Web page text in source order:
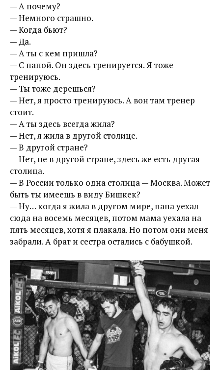
— А почему?
— Немного страшно.
— Когда бьют?
— Да.
— А ты с кем пришла?
— С папой. Он здесь тренируется. Я тоже
тренируюсь.
— Ты тоже дерешься?
— Нет, я просто тренируюсь. А вон там тренер
стоит.
— А ты здесь всегда жила?
— Нет, я жила в другой столице.
— В другой стране?
— Нет, не в другой стране, здесь же есть другая
столица.
— В России только одна столица — Москва. Может
быть ты имеешь в виду Бишкек?
— Ну… когда я жила в другом мире, папа уехал
сюда на восемь месяцев, потом мама уехала на
пять месяцев, хотя я плакала. Но потом они меня
забрали. А брат и сестра остались с бабушкой.